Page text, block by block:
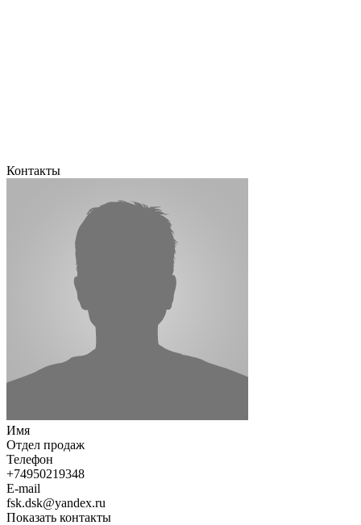
Контакты
Имя
Отдел продаж
Телефон
+74950219348
E-mail
fsk.dsk@yandex.ru
Показать контакты